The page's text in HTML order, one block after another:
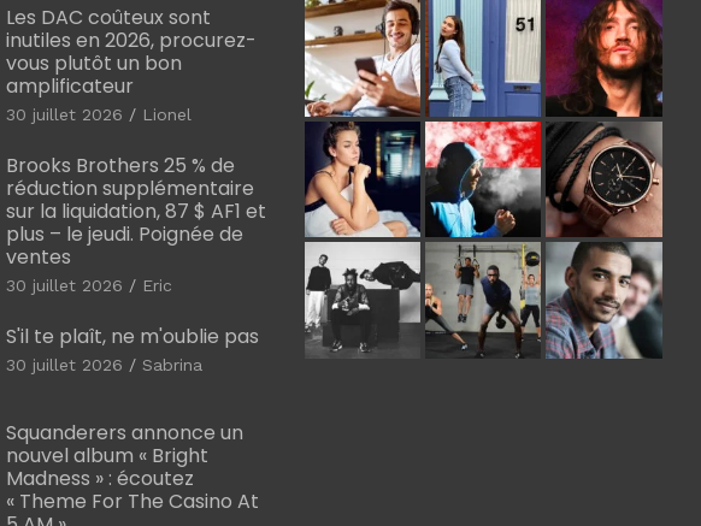
Les DAC coûteux sont
inutiles en 2026, procurez-
vous plutôt un bon
amplificateur
30 juillet 2026 Lionel
Brooks Brothers 25 % de
réduction supplémentaire
sur la liquidation, 87 $ AF1 et
plus – le jeudi. Poignée de
ventes
30 juillet 2026 Eric
S'il te plaît, ne m'oublie pas
30 juillet 2026 Sabrina
Squanderers annonce un
nouvel album « Bright
Madness » : écoutez
« Theme For The Casino At